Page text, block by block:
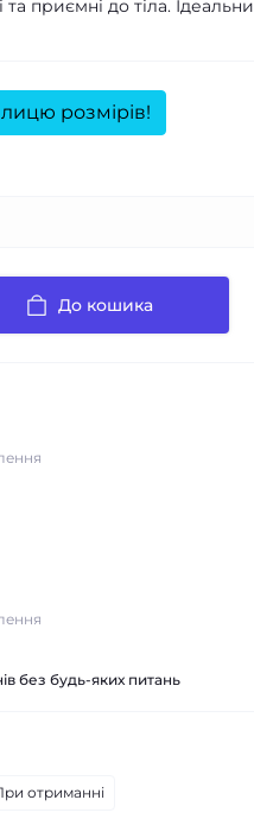
та приємні до тіла.
розмірів!
До кошика
без будь-яких питань
отриманні